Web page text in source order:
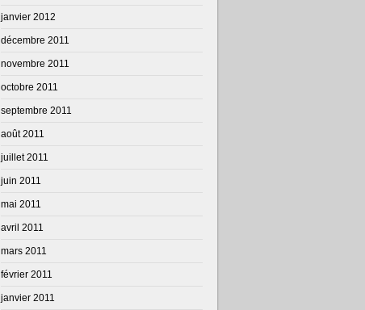
janvier 2012
décembre 2011
novembre 2011
octobre 2011
septembre 2011
août 2011
juillet 2011
juin 2011
mai 2011
avril 2011
mars 2011
février 2011
janvier 2011